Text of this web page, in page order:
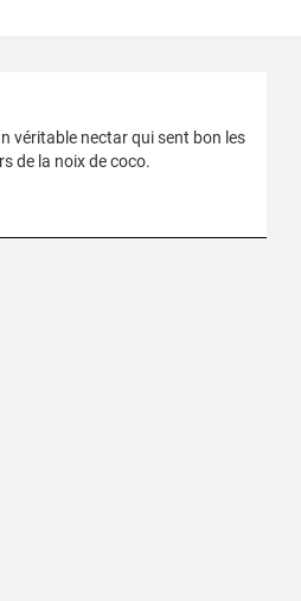
véritable nectar qui sent bon les
de la noix de coco.